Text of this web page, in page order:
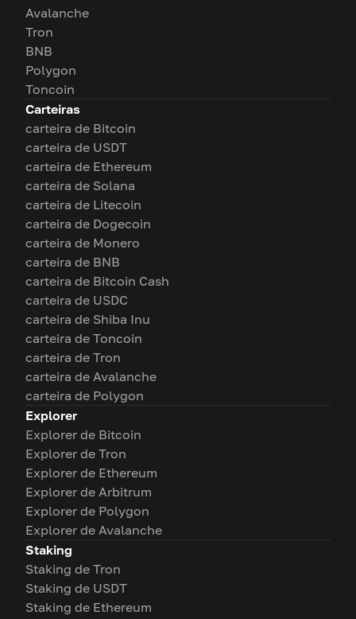
Avalanche
Tron
BNB
Polygon
Toncoin
Carteiras
carteira de Bitcoin
carteira de USDT
carteira de Ethereum
carteira de Solana
carteira de Litecoin
carteira de Dogecoin
carteira de Monero
carteira de BNB
carteira de Bitcoin Cash
carteira de USDC
carteira de Shiba Inu
carteira de Toncoin
carteira de Tron
carteira de Avalanche
carteira de Polygon
Explorer
Explorer de Bitcoin
Explorer de Tron
Explorer de Ethereum
Explorer de Arbitrum
Explorer de Polygon
Explorer de Avalanche
Staking
Staking de Tron
Staking de USDT
Staking de Ethereum